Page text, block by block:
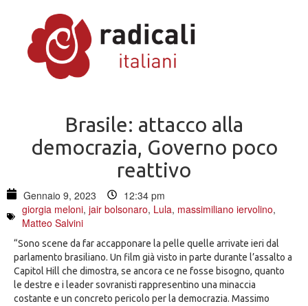
Brasile: attacco alla
democrazia, Governo poco
reattivo
Gennaio 9, 2023
12:34 pm
giorgia meloni,jair bolsonaro, Lula, massimiliano iervolino,
Matteo Salvini
“Sono scene da far accapponare la pelle quelle arrivate ieri dal
parlamento brasiliano. Un film già visto in parte durante l’assalto a
Capitol Hill che dimostra, se ancora ce ne fosse bisogno, quanto
le destre e i leader sovranisti rappresentino una minaccia
costante e un concreto pericolo per la democrazia. Massimo